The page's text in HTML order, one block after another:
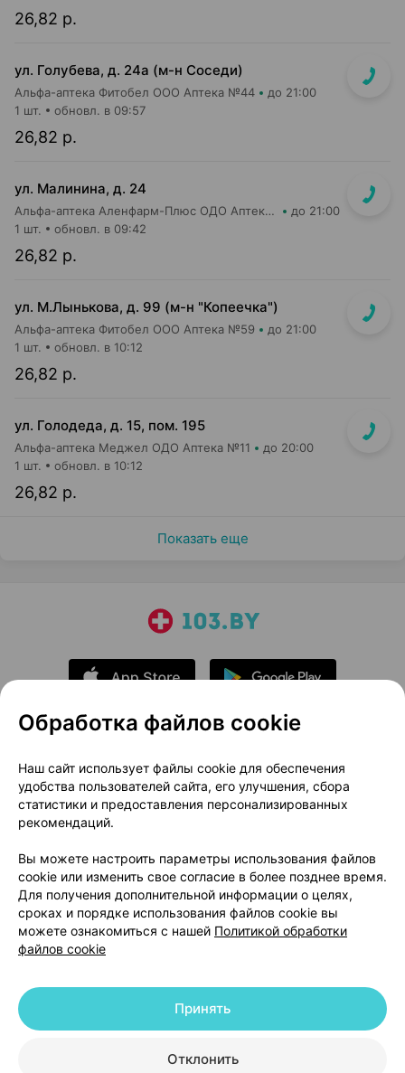
26,82 р.
ул. Голубева, д. 24а (м-н Соседи)
Альфа-аптека Фитобел ООО Аптека №44 до 21:00
26,82 р.
1 шт. обновл. в 09:57
ул. Малинина, д. 24
Альфа-аптека Аленфарм-Плюс ОДО Аптека №18 до 21:00
26,82 р.
1 шт. обновл. в 09:42
ул. М.Лынькова, д. 99 (м-н "Копеечка")
Альфа-аптека Фитобел ООО Аптека №59 до 21:00
26,82 р.
1 шт. обновл. в 10:12
ул. Голодеда, д. 15, пом. 195
Альфа-аптека Меджел ОДО Аптека №11 до 20:00
26,82 р.
1 шт. обновл. в 10:12
Показать еще
О проекте
Новости проекта
Размещение рекламы
Медицинский маркетинг
Публичный договор
Доставка
Способы оплаты
Вакансии
Партнеры
Написать руководителю 103.by
Написать в поддержку
Персональные настройки Cookie
© 2026 ООО «Артокс Лаб», УНП 191700409 | 220012, Республика Беларусь,
+375 291212755
Обработка файлов cookie
Наш сайт использует файлы cookie для обеспечения
удобства пользователей сайта, его улучшения, сбора
статистики и предоставления персонализированных
рекомендаций.
Вы можете настроить параметры использования файлов
cookie или изменить свое согласие в более позднее время.
Для получения дополнительной информации о целях,
сроках и порядке использования файлов cookie вы
можете ознакомиться с нашей Политикой обработки
файлов cookie
Отклонить
Принять